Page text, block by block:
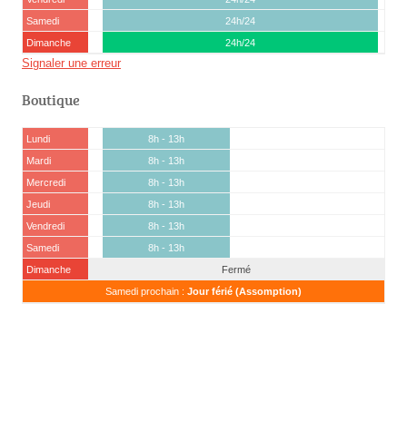
Samedi
24h/24
Dimanche
24h/24
Signaler une erreur
Boutique
Lundi
8h - 13h
Mardi
8h - 13h
Mercredi
8h - 13h
Jeudi
8h - 13h
Vendredi
8h - 13h
Samedi
8h - 13h
Dimanche
Fermé
Samedi prochain : Jour férié (Assomption)